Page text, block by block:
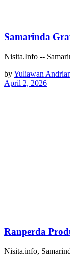
Samarinda
Nisita.Info --
byYuliawan
April 2, 2026
Ranperda
Nisita.info,